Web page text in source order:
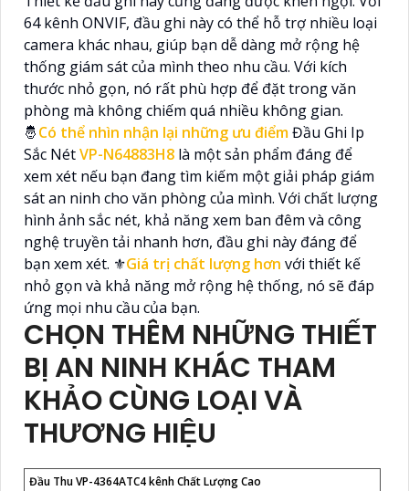
64 kênh ONVIF, đầu ghi này có thể hỗ trợ nhiều loại
camera khác nhau, giúp bạn dễ dàng mở rộng hệ
thống giám sát của mình theo nhu cầu. Với kích
thước nhỏ gọn, nó rất phù hợp để đặt trong văn
phòng mà không chiếm quá nhiều không gian.
🤴Có thể nhìn nhận lại những ưu điểmĐầu Ghi Ip
Sắc NétVP-N64883H8 là một sản phẩm đáng để
xem xét nếu bạn đang tìm kiếm một giải pháp giám
sát an ninh cho văn phòng của mình. Với chất lượng
hình ảnh sắc nét, khả năng xem ban đêm và công
nghệ truyền tải nhanh hơn, đầu ghi này đáng để
bạn xem xét. ⚜️Giá trị chất lượng hơn với thiết kế
nhỏ gọn và khả năng mở rộng hệ thống, nó sẽ đáp
ứng mọi nhu cầu của bạn.
CHỌN THÊM NHỮNG THIẾT
BỊ AN NINH KHÁC THAM
KHẢO CÙNG LOẠI VÀ
THƯƠNG HIỆU
Đầu Thu VP-4364ATC4 kênh Chất Lượng Cao